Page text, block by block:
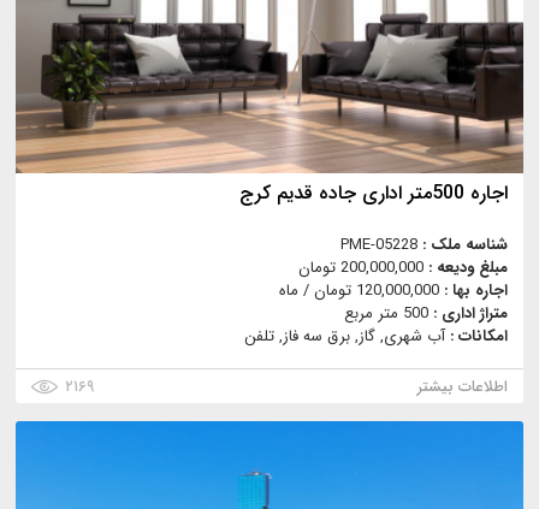
اجاره 500متر اداری جاده قدیم کرج
شناسه ملک : PME-05228
مبلغ ودیعه : 200,000,000 تومان
اجاره بها : 120,000,000 تومان / ماه
متراژ اداری : 500 متر مربع
امکانات :آب شهری, گاز, برق سه فاز, تلفن
اطلاعات بیشتر
۲۱۶۹